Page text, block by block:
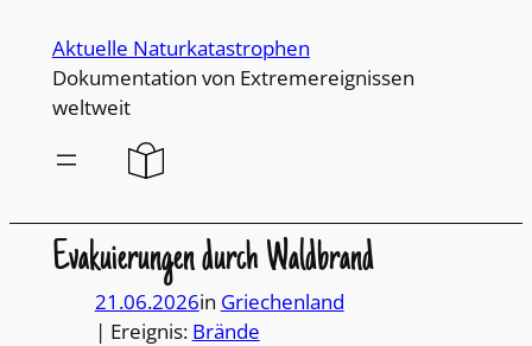
Inhalt
wechseln
Aktuelle Naturkatastrophen
Dokumentation von Extremereignissen
weltweit
Evakuierungen durch Waldbrand
21.06.2026in Griechenland
| Ereignis: Brände